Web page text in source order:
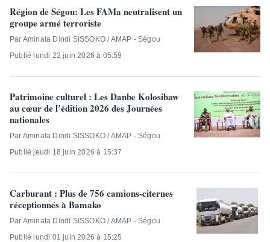
Région de Ségou: Les FAMa neutralisent un
groupe armé terroriste
Par Aminata Dindi SISSOKO / AMAP - Ségou
Publié lundi 22 juin 2026 à 05:59
Patrimoine culturel : Les Danbe Kolosibaw
au cœur de l’édition 2026 des Journées
nationales
Par Aminata Dindi SISSOKO / AMAP - Ségou
Publié jeudi 18 juin 2026 à 15:37
Carburant : Plus de 756 camions-citernes
réceptionnés à Bamako
Par Aminata Dindi SISSOKO / AMAP - Ségou
Publié lundi 01 juin 2026 à 15:25